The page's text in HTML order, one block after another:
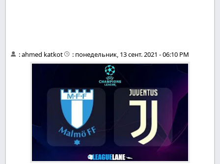
:ahmed katkot : понедельник, 13 сент. 2021 - 06:10 PM